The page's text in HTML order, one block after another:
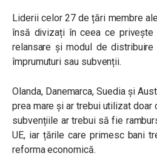
Liderii celor 27 de țări membre
însă divizați în ceea ce privește
relansare și modul de
împrumuturi sau subvenții.
Olanda, Danemarca, Suedia și
prea mare și ar trebui utilizat doar
subvențiile ar trebui să fie
UE, iar țările care primesc bani
reforma economică.